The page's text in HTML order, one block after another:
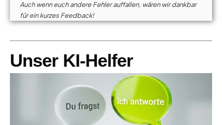
Auch wenn euch andere Fehler auffallen, wären wir dankbar
für ein kurzes Feedback!
Unser KI-Helfer